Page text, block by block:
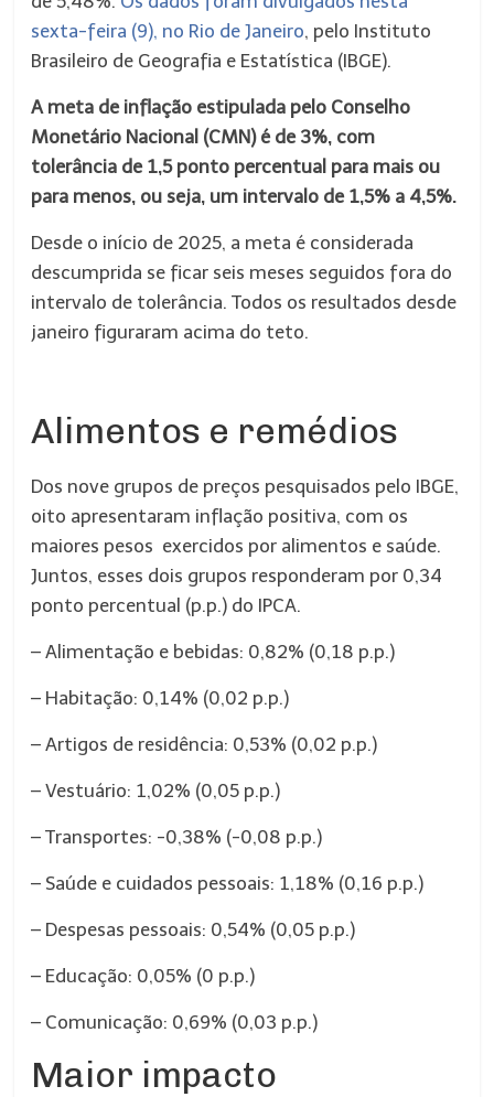
sexta-feira (9), no Rio de Janeiro, pelo Instituto
Brasileiro de Geografia e Estatística (IBGE).
A meta de inflação estipulada pelo Conselho
Monetário Nacional (CMN) é de 3%, com
tolerância de 1,5 ponto percentual para mais ou
para menos, ou seja, um intervalo de 1,5% a 4,5%.
Desde o início de 2025, a meta é considerada
descumprida se ficar seis meses seguidos fora do
intervalo de tolerância. Todos os resultados desde
janeiro figuraram acima do teto.
Alimentos e remédios
Dos nove grupos de preços pesquisados pelo IBGE,
oito apresentaram inflação positiva, com os
maiores pesos exercidos por alimentos e saúde.
Juntos, esses dois grupos responderam por 0,34
ponto percentual (p.p.) do IPCA.
– Alimentação e bebidas: 0,82% (0,18 p.p.)
– Habitação: 0,14% (0,02 p.p.)
– Artigos de residência: 0,53% (0,02 p.p.)
– Vestuário: 1,02% (0,05 p.p.)
– Transportes: -0,38% (-0,08 p.p.)
– Saúde e cuidados pessoais: 1,18% (0,16 p.p.)
– Despesas pessoais: 0,54% (0,05 p.p.)
– Educação: 0,05% (0 p.p.)
– Comunicação: 0,69% (0,03 p.p.)
Maior impacto